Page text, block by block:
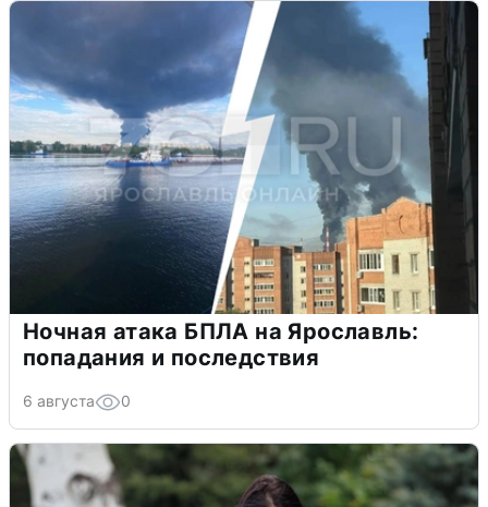
Ночная атака БПЛА на Ярославль:
попадания и последствия
6 августа 0